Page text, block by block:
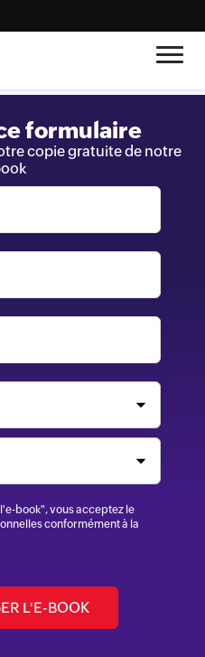
formulaire
copie gratuite de notre
book", vous acceptez le
conformément à la